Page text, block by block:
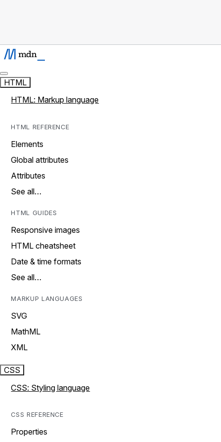
HTML
HTML: Markup language
HTML REFERENCE
Elements
Global attributes
Attributes
See all…
HTML GUIDES
Responsive images
HTML cheatsheet
Date & time formats
See all…
MARKUP LANGUAGES
SVG
MathML
XML
CSS
CSS: Styling language
CSS REFERENCE
Properties